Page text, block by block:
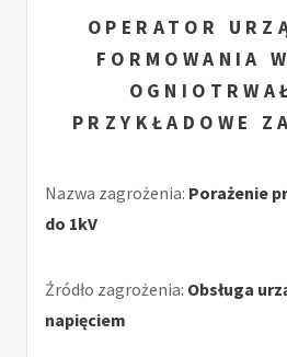
OPERATOR
FORMOWANIA
PRZYKŁADOWE
Nazwa zagrożenia: Porażenie
do 1kV
Źródło zagrożenia: Obsługa
napięciem